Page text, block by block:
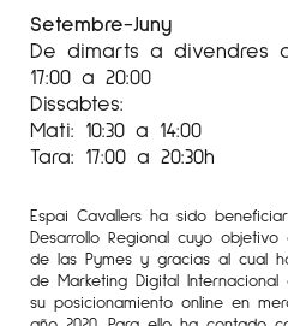
Setembre-Juny
De dimarts a divendres
17:00 a 20:00
Dissabtes:
Mati: 10:30 a 14:00
Tara: 17:00 a 20:30h
Espai Cavallers ha sido
Desarrollo Regional cuyo
de las Pymes y gracias al cual
de Marketing Digital
su posicionamiento online en